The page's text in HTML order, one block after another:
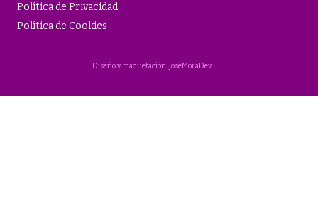
Política de Privacidad
Política de Cookies
Diseño y maquetación: JoseMoraDev